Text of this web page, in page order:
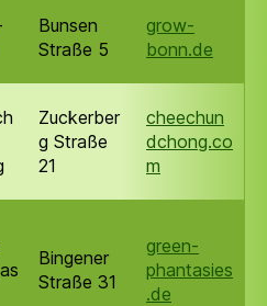
Bunsen
Straße 5
grow-
bonn.de
Zuckerber
g Straße
21
cheechun
dchong.co
m
Bingener
Straße 31
green-
phantasies
.de